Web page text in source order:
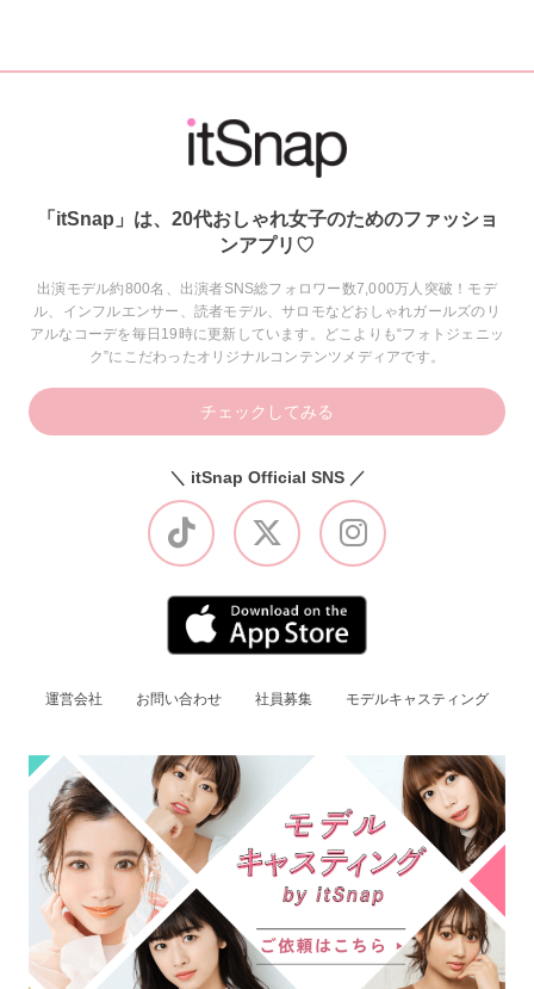
「itSnap」は、20代おしゃれ女子のためのファッショ
ンアプリ♡
出演モデル約800名、出演者SNS総フォロワー数7,000万人突破！モデ
ル、インフルエンサー、読者モデル、サロモなどおしゃれガールズのリ
アルなコーデを毎日19時に更新しています。どこよりも“フォトジェニッ
ク”にこだわったオリジナルコンテンツメディアです。
チェックしてみる
＼ itSnap Official SNS ／
運営会社 お問い合わせ 社員募集 モデルキャスティング